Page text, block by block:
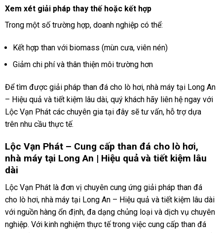
Xem xét giải pháp thay thế hoặc kết hợp
Trong một số trường hợp, doanh nghiệp có thể:
Kết hợp than với biomass (mùn cưa, viên nén)
Giảm chi phí và thân thiện môi trường hơn
Để tìm được giải pháp than đá cho lò hơi, nhà máy tại Long An
– Hiệu quả và tiết kiệm lâu dài, quý khách hãy liên hệ ngay với
Lộc Vạn Phát các chuyên gia tại đây sẽ tư vấn, hỗ trợ dựa
trên nhu cầu thực tế.
Lộc Vạn Phát – Cung cấp than đá cho lò hơi,
nhà máy tại Long An | Hiệu quả và tiết kiệm lâu
dài
Lộc Vạn Phát là đơn vị chuyên cung ứng giải pháp than đá
cho lò hơi, nhà máy tại Long An – Hiệu quả và tiết kiệm lâu dài
với nguồn hàng ổn định, đa dạng chủng loại và dịch vụ chuyên
nghiệp. Với kinh nghiệm thực tế trong việc cung cấp than đá